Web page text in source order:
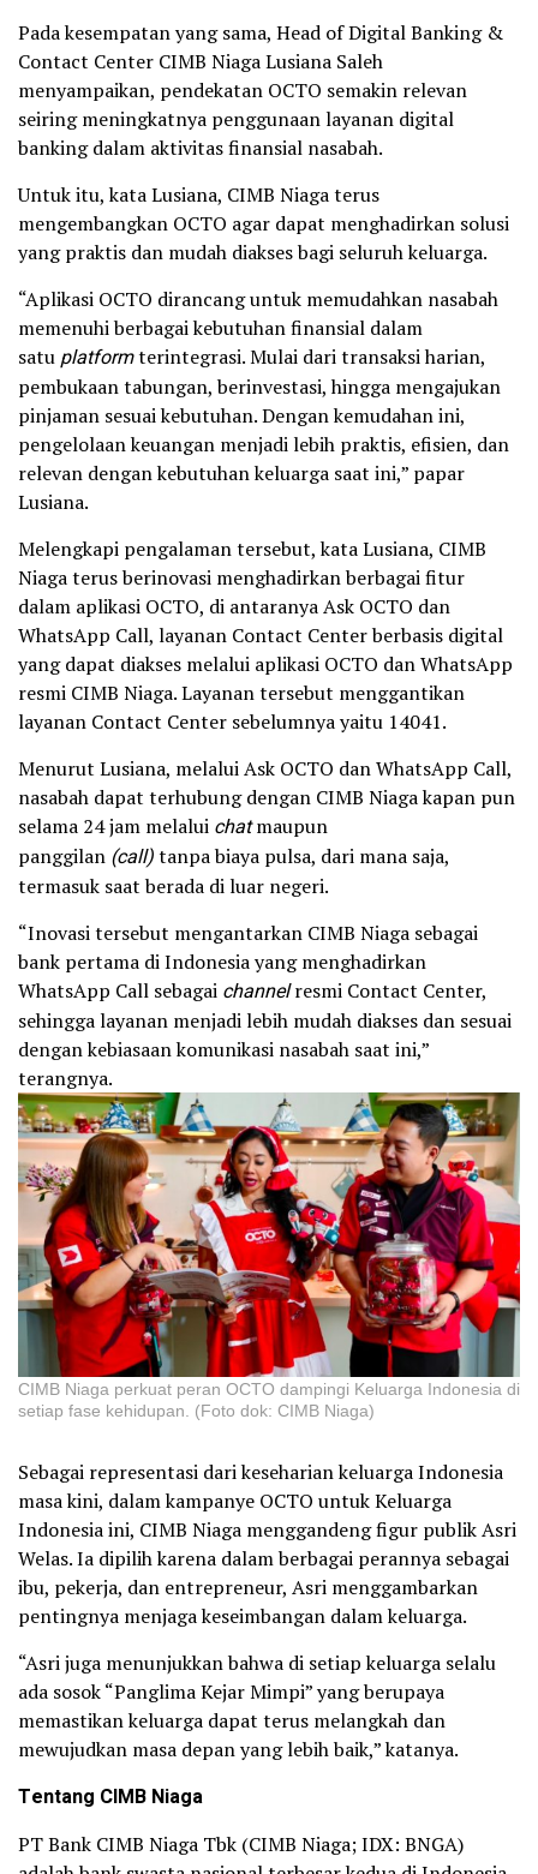
Pada kesempatan yang sama, Head of Digital Banking &
Contact Center CIMB Niaga Lusiana Saleh
menyampaikan, pendekatan OCTO semakin relevan
seiring meningkatnya penggunaan layanan digital
banking dalam aktivitas finansial nasabah.
Untuk itu, kata Lusiana, CIMB Niaga terus
mengembangkan OCTO agar dapat menghadirkan solusi
yang praktis dan mudah diakses bagi seluruh keluarga.
“Aplikasi OCTO dirancang untuk memudahkan nasabah
memenuhi berbagai kebutuhan finansial dalam
satu platformterintegrasi. Mulai dari transaksi harian,
pembukaan tabungan, berinvestasi, hingga mengajukan
pinjaman sesuai kebutuhan. Dengan kemudahan ini,
pengelolaan keuangan menjadi lebih praktis, efisien, dan
relevan dengan kebutuhan keluarga saat ini,” papar
Lusiana.
Melengkapi pengalaman tersebut, kata Lusiana, CIMB
Niaga terus berinovasi menghadirkan berbagai fitur
dalam aplikasi OCTO, di antaranya Ask OCTO dan
WhatsApp Call, layanan Contact Center berbasis digital
yang dapat diakses melalui aplikasi OCTO dan WhatsApp
resmi CIMB Niaga. Layanan tersebut menggantikan
layanan Contact Center sebelumnya yaitu 14041.
Menurut Lusiana, melalui Ask OCTO dan WhatsApp Call,
nasabah dapat terhubung dengan CIMB Niaga kapan pun
selama 24 jam melalui chatmaupun
panggilan (call)tanpa biaya pulsa, dari mana saja,
termasuk saat berada di luar negeri.
“Inovasi tersebut mengantarkan CIMB Niaga sebagai
bank pertama di Indonesia yang menghadirkan
WhatsApp Call sebagai channelresmi Contact Center,
sehingga layanan menjadi lebih mudah diakses dan sesuai
dengan kebiasaan komunikasi nasabah saat ini,”
terangnya.
CIMB Niaga perkuat peran OCTO dampingi Keluarga Indonesia di
setiap fase kehidupan. (Foto dok: CIMB Niaga)
Sebagai representasi dari keseharian keluarga Indonesia
masa kini, dalam kampanye OCTO untuk Keluarga
Indonesia ini, CIMB Niaga menggandeng figur publik Asri
Welas. Ia dipilih karena dalam berbagai perannya sebagai
ibu, pekerja, dan entrepreneur, Asri menggambarkan
pentingnya menjaga keseimbangan dalam keluarga.
“Asri juga menunjukkan bahwa di setiap keluarga selalu
ada sosok “Panglima Kejar Mimpi” yang berupaya
memastikan keluarga dapat terus melangkah dan
mewujudkan masa depan yang lebih baik,” katanya.
Tentang CIMB Niaga
PT Bank CIMB Niaga Tbk (CIMB Niaga; IDX: BNGA)